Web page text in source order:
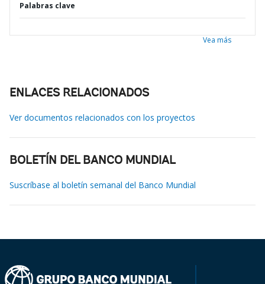
Palabras clave
Vea más
ENLACES RELACIONADOS
Ver documentos relacionados con los proyectos
BOLETÍN DEL BANCO MUNDIAL
Suscríbase al boletín semanal del Banco Mundial